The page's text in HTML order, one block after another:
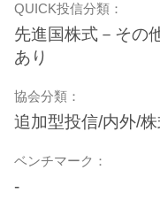
QUICK投信分類：
先進国株式－その
あり
協会分類：
追加型投信/内外/
ベンチマーク：
-